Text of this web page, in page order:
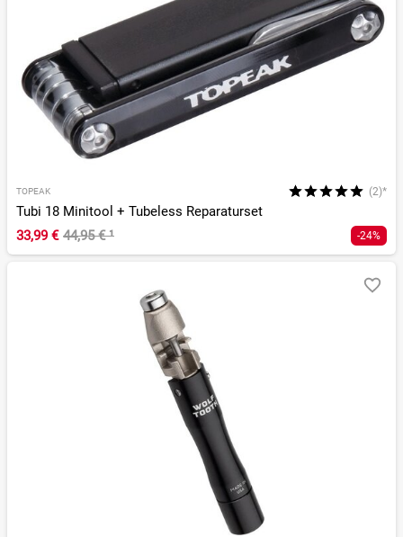
TOPEAK (2)*
Tubi 18 Minitool + Tubeless Reparaturset
33,99 € 44,95 €¹ -24%